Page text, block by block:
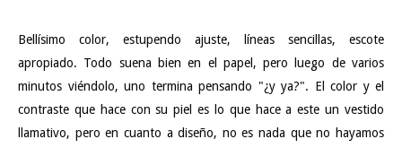
Bellísimo color, estupendo ajuste, líneas sencillas, escote
apropiado. Todo suena bien en el papel, pero luego de varios
minutos viéndolo, uno termina pensando "¿y ya?". El color y el
contraste que hace con su piel es lo que hace a este un vestido
llamativo, pero en cuanto a diseño, no es nada que no hayamos